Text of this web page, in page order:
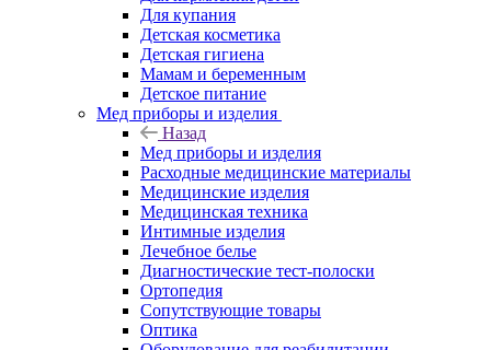
Для купания
Детская косметика
Детская гигиена
Мамам и беременным
Детское питание
Мед приборы и изделия
Назад
Мед приборы и изделия
Расходные медицинские материалы
Медицинские изделия
Медицинская техника
Интимные изделия
Лечебное белье
Диагностические тест-полоски
Ортопедия
Сопутствующие товары
Оптика